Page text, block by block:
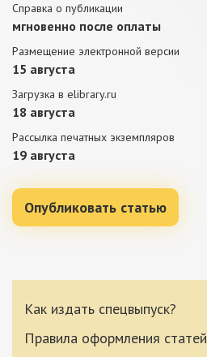
Справка о публикации
мгновенно после оплаты
Размещение электронной версии
15 августа
Загрузка в elibrary.ru
18 августа
Рассылка печатных экземпляров
19 августа
Опубликовать статью
Как издать спецвыпуск?
Правила оформления статей